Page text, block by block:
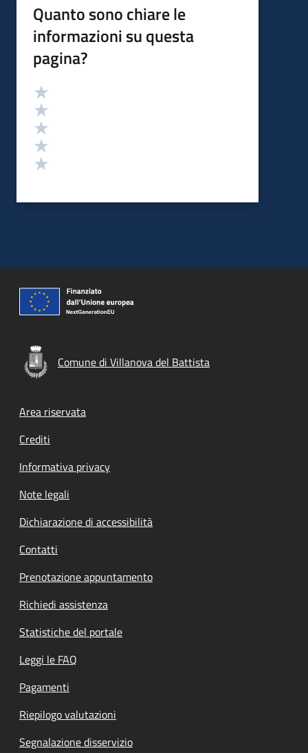
Quanto sono chiare le
informazioni su questa
pagina?
Valutazione
Comune di Villanova del Battista
Footer menu
Area riservata
Crediti
Informativa privacy
Note legali
Dichiarazione di accessibilità
Contatti
Prenotazione appuntamento
Richiedi assistenza
Statistiche del portale
Leggi le FAQ
Pagamenti
Riepilogo valutazioni
Segnalazione disservizio